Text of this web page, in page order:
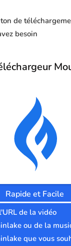
de
besoin
Rapide et Facile
de la vidéo
ou de la
que vous